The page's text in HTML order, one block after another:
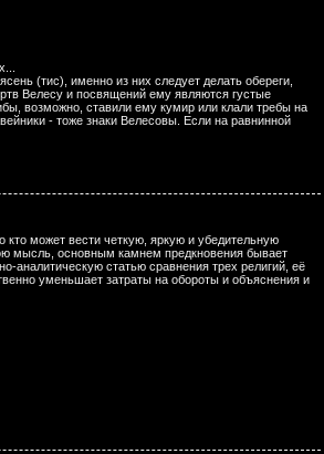
(тис), именно из них следует делать обереги,
Велесу и посвящений ему являются густые
возможно, ставили ему кумир или клали требы на
- тоже знаки Велесовы. Если на равнинной
кто может вести четкую, яркую и убедительную
мысль, основным камнем предкновения бывает
аналитическую статью сравнения трех религий, её
уменьшает затраты на обороты и объяснения и